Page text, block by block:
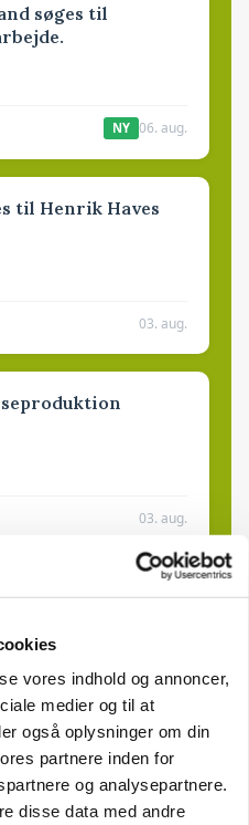
vores indhold og annoncer,
medier og til at
også oplysninger om din
partnere inden for
og analysepartnere.
disse data med andre
søges til
NY 06. aug.
til Henrik Haves
03. aug.
03. aug.
i udvikling søges
03. aug.